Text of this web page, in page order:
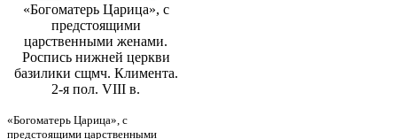
«Богоматерь Царица», с
предстоящими
царственными женами.
Роспись нижней церкви
базилики сщмч. Климента.
2-я пол. VIII в.
«Богоматерь Царица», с
предстоящими царственными